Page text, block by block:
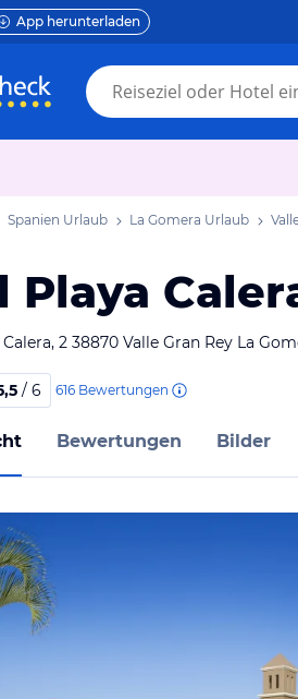
App herunterladen
Spanien Urlaub La Gomera Urlaub
Playa
2 38870 Valle Gran Rey La
/ 6 616 Bewertungen
Bewertungen Bilder